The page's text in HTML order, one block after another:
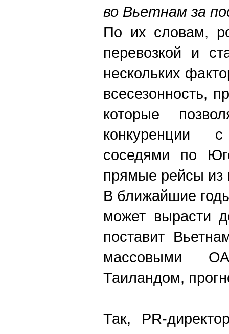
во Вьетнам за
По их словам,
перевозкой и
нескольких
всесезонность,
которые
конкуренции
соседями по
прямые рейсы из
В ближайшие
может вырасти
поставит
массовыми
Таиландом,
Так, PR-